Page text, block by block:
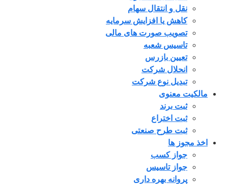
نقل و انتقال سهام
کاهش یا افزایش سرمایه
تصویب صورت های مالی
تاسیس شعبه
تعیین بازرس
انحلال شرکت
تبدیل نوع شرکت
مالکیت معنوی
ثبت برند
ثبت اختراع
ثبت طرح صنعتی
اخذ مجوز ها
جواز کسب
جواز تاسیس
پروانه بهره داری